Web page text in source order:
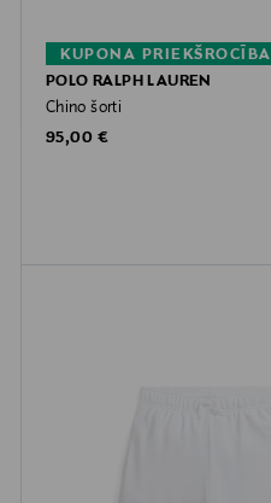
KUPONA PRIEKŠROCĪBA
POLO RALPH LAUREN
Chino šorti
Original Price
95,00 €